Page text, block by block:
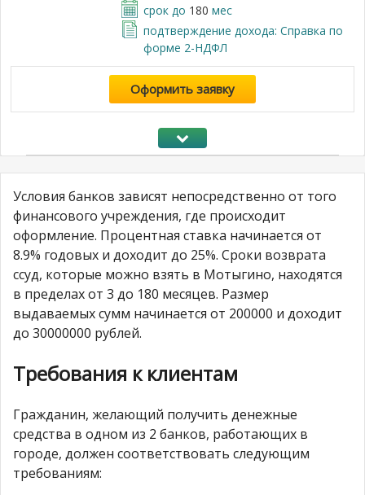
срок до 180 мес
подтверждение дохода: Справка по
форме 2-НДФЛ
Оформить заявку
Условия банков зависят непосредственно от того
финансового учреждения, где происходит
оформление. Процентная ставка начинается от
8.9% годовых и доходит до 25%. Сроки возврата
ссуд, которые можно взять в Мотыгино, находятся
в пределах от 3 до 180 месяцев. Размер
выдаваемых сумм начинается от 200000 и доходит
до 30000000 рублей.
Требования к клиентам
Гражданин, желающий получить денежные
средства в одном из 2 банков, работающих в
городе, должен соответствовать следующим
требованиям: